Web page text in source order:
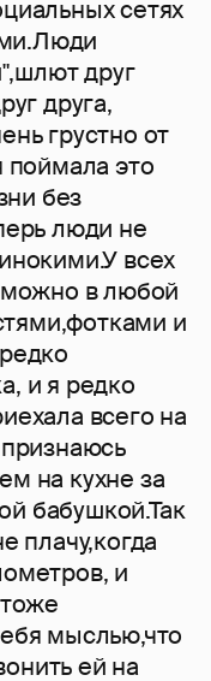
сетях
друг
друга,
грустно от
поймала это
без
люди не
всех
можно в любой
и
и я редко
всего на
на кухне за
бабушкой.Так
плачу,когда
и
мыслью,что
ей на